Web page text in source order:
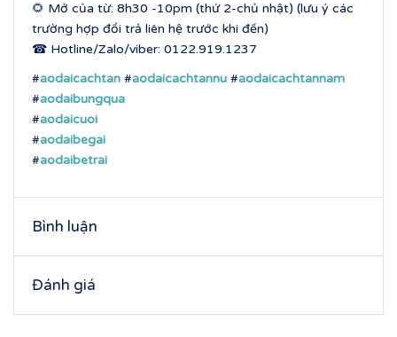
🌻 Mở của từ: 8h30 -10pm (thứ 2-chủ nhật) (lưu ý các
trường hợp đổi trả liên hệ trước khi đến)
☎ Hotline/Zalo/viber: 0122.919.1237
#aodaicachtan #aodaicachtannu #aodaicachtannam
#aodaibungqua
#aodaicuoi
#aodaibegai
#aodaibetrai
Bình luận
Đánh giá